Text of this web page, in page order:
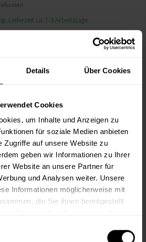
Details Über Cookies
Cookies
um Inhalte und Anzeigen zu
für soziale Medien anbieten
Zugriffe auf unsere Website zu
geben wir Informationen zu Ihrer
Website an unsere Partner für
und Analysen weiter. Unsere
Informationen möglicherweise mit
die Sie ihnen bereitgestellt
Lieferzeit ca. 1-3 Arbeitstage
In denWarenkorb
Fragen zum Artikel?
BX1182
eine größere Menge kaufen
wünschen ein Angebot?